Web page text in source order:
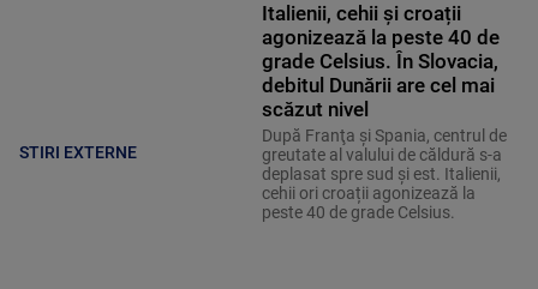
STIRI EXTERNE
Italienii, cehii și croații
agonizează la peste 40 de
grade Celsius. În Slovacia,
debitul Dunării are cel mai
scăzut nivel
După Franţa şi Spania, centrul de
greutate al valului de căldură s-a
deplasat spre sud şi est. Italienii,
cehii ori croații agonizează la
peste 40 de grade Celsius.